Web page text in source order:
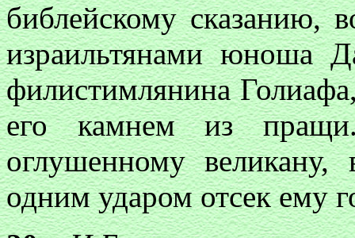
библейскому сказанию,
израильтянами юноша
филистимлянина
его камнем из
оглушенному
одним ударом отсек ему